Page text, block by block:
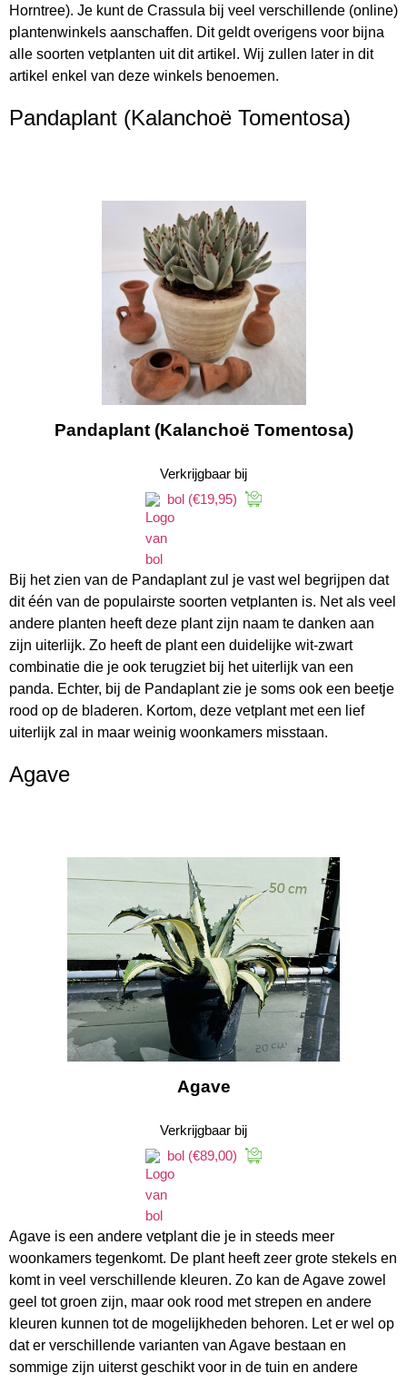
Horntree). Je kunt de Crassula bij veel verschillende (online)
plantenwinkels aanschaffen. Dit geldt overigens voor bijna
alle soorten vetplanten uit dit artikel. Wij zullen later in dit
artikel enkel van deze winkels benoemen.
Pandaplant (Kalanchoë Tomentosa)
Pandaplant (Kalanchoë Tomentosa)
Verkrijgbaar bij
bol (€19,95)
Bij het zien van de Pandaplant zul je vast wel begrijpen dat
dit één van de populairste soorten vetplanten is. Net als veel
andere planten heeft deze plant zijn naam te danken aan
zijn uiterlijk. Zo heeft de plant een duidelijke wit-zwart
combinatie die je ook terugziet bij het uiterlijk van een
panda. Echter, bij de Pandaplant zie je soms ook een beetje
rood op de bladeren. Kortom, deze vetplant met een lief
uiterlijk zal in maar weinig woonkamers misstaan.
Agave
Agave
Verkrijgbaar bij
bol (€89,00)
Agave is een andere vetplant die je in steeds meer
woonkamers tegenkomt. De plant heeft zeer grote stekels en
komt in veel verschillende kleuren. Zo kan de Agave zowel
geel tot groen zijn, maar ook rood met strepen en andere
kleuren kunnen tot de mogelijkheden behoren. Let er wel op
dat er verschillende varianten van Agave bestaan en
sommige zijn uiterst geschikt voor in de tuin en andere